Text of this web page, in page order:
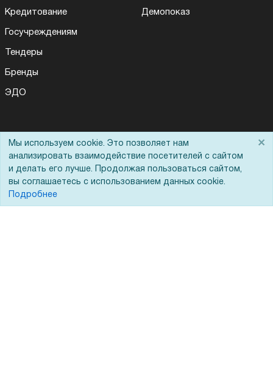
Кредитование
Госучреждениям
Тендеры
Бренды
ЭДО
Демопоказ
Помощь
Вопрос-ответ
Реквизиты
Гарантии и возврат
Мы используем cookie. Это позволяет нам
анализировать взаимодействие посетителей с сайтом
и делать его лучше. Продолжая пользоваться сайтом,
вы соглашаетесь с использованием данных cookie.
Подробнее
×